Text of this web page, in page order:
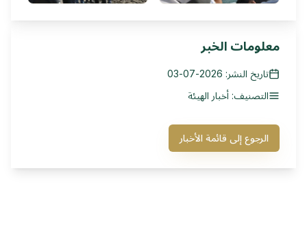
معلومات الخبر
تاريخ النشر: 2026-07-03
التصنيف: أخبار الهيئة
الرجوع إلى قائمة الأخبار